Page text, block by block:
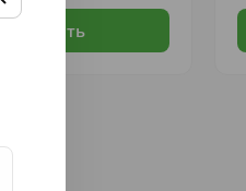
Купить